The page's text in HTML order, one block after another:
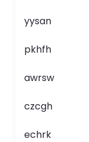
yysan
pkhfh
awrsw
czcgh
echrk